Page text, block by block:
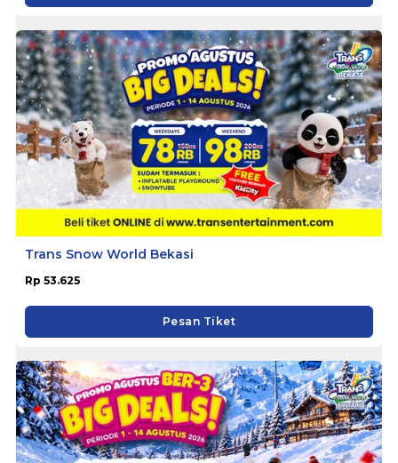
Trans Snow World Bekasi
Rp 53.625
Pesan Tiket